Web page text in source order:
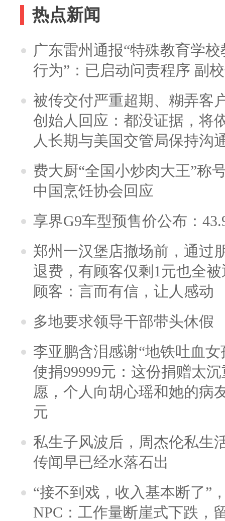
热点新闻
广东雷州通报“特殊教育学
行为”：已启动问责程序 副
被传交付严重超期、糊弄客
创始人回应：都没证据，将
人长期与美国交管局保持沟
费大厨“全国小炒肉大王”称
中国烹饪协会回应
享界G9车型预售价公布：
郑州一汉堡店撤场前，通过
退费，有顾客仅剩1元也全
顾客：言而有信，让人感动
多地要求领导干部带头休假
李亚鹏含泪感谢“地铁吐血
使捐99999元：这份捐赠太
愿，个人向胡心瑶和她的病
元
私生子风波后，周杰伦私生
传闻早已经水落石出
“接不到戏，收入基本断了”
NPC：工作量断崖式下跌，